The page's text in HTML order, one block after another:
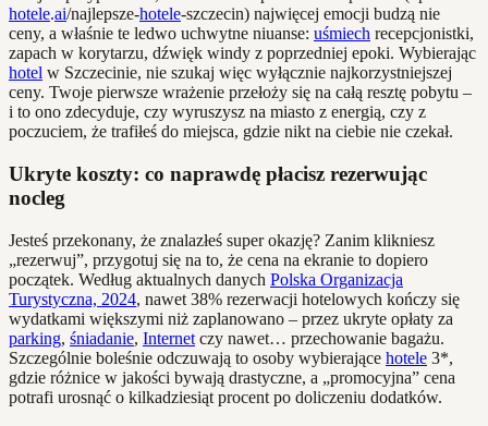
hotele.ai/najlepsze-hotele-szczecin) najwięcej emocji budzą nie
ceny, a właśnie te ledwo uchwytne niuanse: uśmiech recepcjonistki,
zapach w korytarzu, dźwięk windy z poprzedniej epoki. Wybierając
hotel w Szczecinie, nie szukaj więc wyłącznie najkorzystniejszej
ceny. Twoje pierwsze wrażenie przełoży się na całą resztę pobytu –
i to ono zdecyduje, czy wyruszysz na miasto z energią, czy z
poczuciem, że trafiłeś do miejsca, gdzie nikt na ciebie nie czekał.
Ukryte koszty: co naprawdę płacisz rezerwując
nocleg
Jesteś przekonany, że znalazłeś super okazję? Zanim klikniesz
„rezerwuj”, przygotuj się na to, że cena na ekranie to dopiero
początek. Według aktualnych danych Polska Organizacja
Turystyczna, 2024, nawet 38% rezerwacji hotelowych kończy się
wydatkami większymi niż zaplanowano – przez ukryte opłaty za
parking, śniadanie, Internet czy nawet… przechowanie bagażu.
Szczególnie boleśnie odczuwają to osoby wybierające hotele 3*,
gdzie różnice w jakości bywają drastyczne, a „promocyjna” cena
potrafi urosnąć o kilkadziesiąt procent po doliczeniu dodatków.